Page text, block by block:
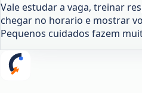
Vale estudar a vaga, treinar
chegar no horario e mostrar
Pequenos cuidados fazem